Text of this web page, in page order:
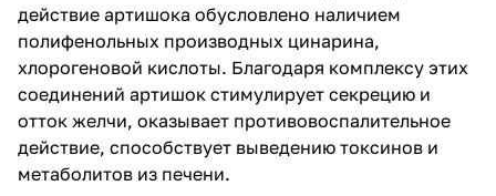
действие артишока обусловлено наличием
полифенольных производных цинарина,
хлорогеновой кислоты. Благодаря комплексу этих
соединений артишок стимулирует секрецию и
отток желчи, оказывает противовоспалительное
действие, способствует выведению токсинов и
метаболитов из печени.